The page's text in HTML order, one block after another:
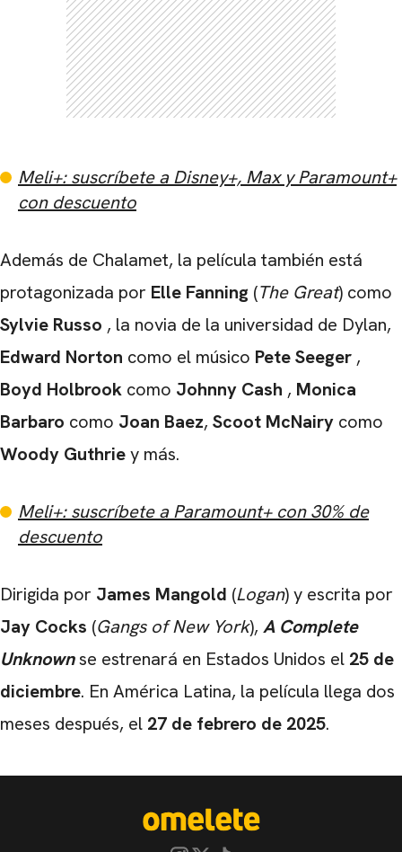
Meli+: suscríbete a Disney+, Max y Paramount+
con descuento
Además de Chalamet, la película también está
protagonizada por Elle Fanning (The Great) como
Sylvie Russo , la novia de la universidad de Dylan,
Edward Norton como el músico Pete Seeger ,
Boyd Holbrook como Johnny Cash , Monica
Barbaro como Joan Baez, Scoot McNairy como
Woody Guthriey más.
Meli+: suscríbete a Paramount+ con 30% de
descuento
Dirigida por James Mangold (Logan) y escrita por
Jay Cocks (Gangs of New York), A Complete
Unknownse estrenará en Estados Unidos el 25 de
diciembre. En América Latina, la película llega dos
meses después, el 27 de febrero de 2025.